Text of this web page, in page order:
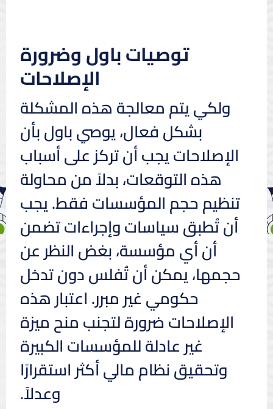
توصيات باول وضرورة
الإصلاحات
ولكي يتم معالجة هذه المشكلة
بشكل فعال، يوصي باول بأن
الإصلاحات يجب أن تركز على أسباب
هذه التوقعات، بدلاً من محاولة
تنظيم حجم المؤسسات فقط. يجب
أن تُطبق سياسات وإجراءات تضمن
أن أي مؤسسة، بغض النظر عن
حجمها، يمكن أن تُفلس دون تدخل
حكومي غير مبرر. اعتبار هذه
الإصلاحات ضرورة لتجنب منح ميزة
غير عادلة للمؤسسات الكبيرة
وتحقيق نظام مالي أكثر استقرارًا
وعدلاً.